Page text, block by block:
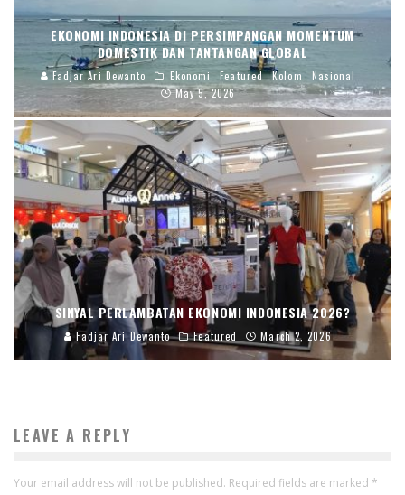
EKONOMI INDONESIA DI PERSIMPANGAN MOMENTUM
DOMESTIK DAN TANTANGAN GLOBAL
Fadjar Ari Dewanto Ekonomi Featured Kolom
Nasional
May 5, 2026
SINYAL PERLAMBATAN EKONOMI INDONESIA 2026?
Fadjar Ari Dewanto Featured March 2, 2026
LEAVE A REPLY
Your email address will not be published. Required fields are marked *